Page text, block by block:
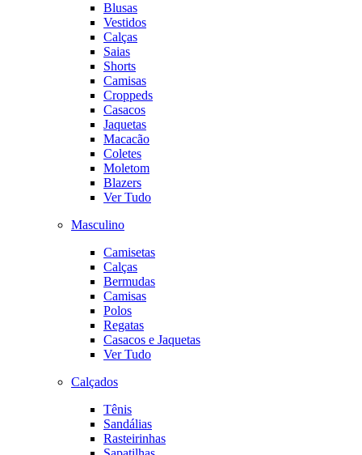
Blusas
Vestidos
Calças
Saias
Shorts
Camisas
Croppeds
Casacos
Jaquetas
Macacão
Coletes
Moletom
Blazers
Ver Tudo
Masculino
Camisetas
Calças
Bermudas
Camisas
Polos
Regatas
Casacos e Jaquetas
Ver Tudo
Calçados
Tênis
Sandálias
Rasteirinhas